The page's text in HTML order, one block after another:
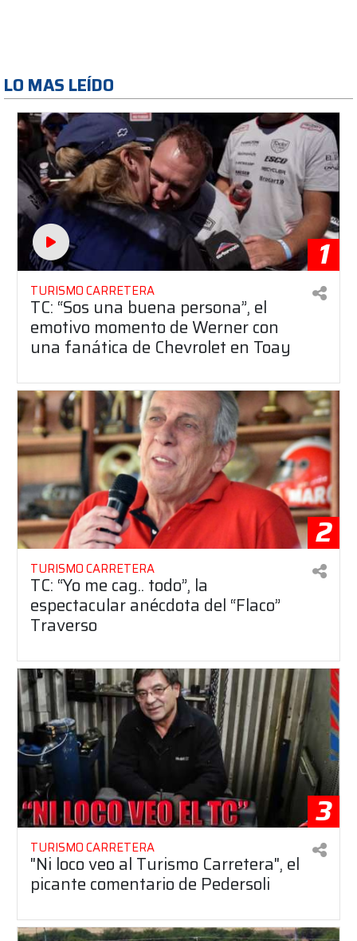
LO MAS LEÍDO
1
TURISMO CARRETERA
TC: “Sos una buena persona”, el
emotivo momento de Werner con
una fanática de Chevrolet en Toay
2
TURISMO CARRETERA
TC: “Yo me cag.. todo”, la
espectacular anécdota del “Flaco”
Traverso
3
TURISMO CARRETERA
"Ni loco veo al Turismo Carretera", el
picante comentario de Pedersoli